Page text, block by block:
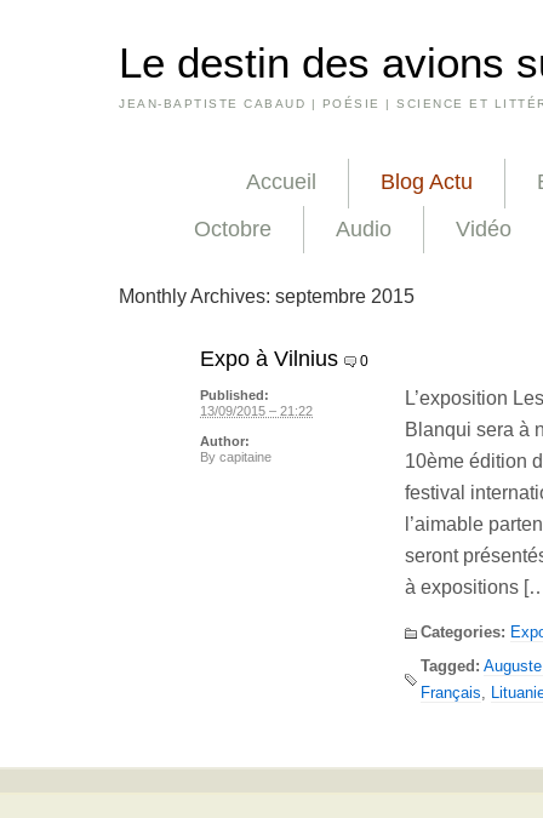
Le destin des avions
JEAN-BAPTISTE CABAUD | POÉSIE | SCIENCE ET
Accueil Blog Actu
Octobre
Audio Vidéo
Monthly Archives: septembre 2015
Expo à Vilnius 0
L’exposition
Blanqui sera à
10ème édition
festival
l’aimable
seront
à expositions
Categories:
Tagged:
Français
Published:
13/09/2015 – 21:22
Author:
By capitaine